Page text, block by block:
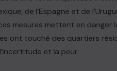
de l’Espagne et de
mesures mettent en danger
ont touché des quartiers
et la peur.